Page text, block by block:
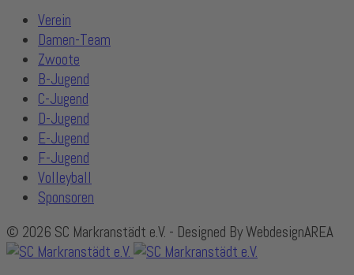
Verein
Damen-Team
Zwoote
B-Jugend
C-Jugend
D-Jugend
E-Jugend
F-Jugend
Volleyball
Sponsoren
© 2026 SC Markranstädt e.V. - Designed By WebdesignAREA